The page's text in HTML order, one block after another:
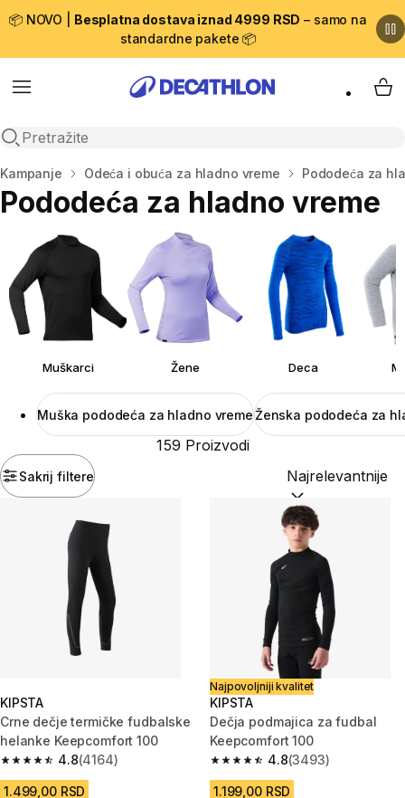
📦 NOVO | Besplatna dostava iznad 4999 RSD – samo na
standardne pakete 📦
Menu
Open search
My
Početna stranica
Kampanje Odeća i obuća za hladno vreme Pododeća za
Pododeća za hladno vreme
Muškarci Žene Deca
Muška pododeća za hladno vremeŽenska pododeća za
Sakrij filtere
159 Proizvodi
Sortiraj po:
KIPSTA
Crne dečje termičke fudbalske
helanke Keepcomfort 100
4.8
4.8 od 5 zvezdica from 4164 Recenzije
(4164)
1.499,00 RSD
Najpovoljniji kvalitet
KIPSTA
Dečja podmajica za fudbal
Keepcomfort 100
4.8
4.8 od 5 zvezdica from 3493
(3493)
1.199,00 RSD